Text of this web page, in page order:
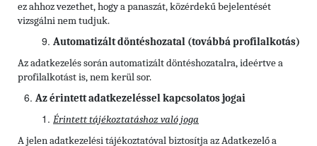
ez ahhoz vezethet, hogy a panaszát, közérdekű bejelentését
vizsgálni nem tudjuk.
Automatizált döntéshozatal (továbbá profilalkotás)
Az adatkezelés során automatizált döntéshozatalra, ideértve a
profilalkotást is, nem kerül sor.
Az érintett adatkezeléssel kapcsolatos jogai
Érintett tájékoztatáshoz való joga
A jelen adatkezelési tájékoztatóval biztosítja az Adatkezelő a